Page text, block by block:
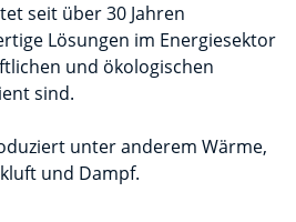
seit über 30 Jahren
Lösungen im Energiesektor
und ökologischen
sind.
unter anderem Wärme,
und Dampf.